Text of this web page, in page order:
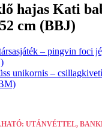
hajas Kati
cm (BBJ)
– pingvin foci
unikornis –
UTÁNVÉTTEL,